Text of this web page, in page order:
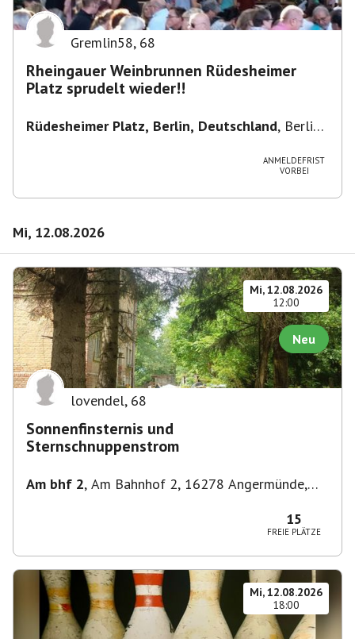
Gremlin58, 68
Rheingauer Weinbrunnen Rüdesheimer
Platz sprudelt wieder!!
Rüdesheimer Platz, Berlin, Deutschland, Berlin-
ANMELDEFRIST
VORBEI
Mi, 12.08.2026
Mi, 12.08.2026
12:00
Neu
lovendel, 68
Sonnenfinsternis und
Sternschnuppenstrom
Am bhf 2, Am Bahnhof 2, 16278 Angermünde,
15
FREIE PLÄTZE
Mi, 12.08.2026
18:00